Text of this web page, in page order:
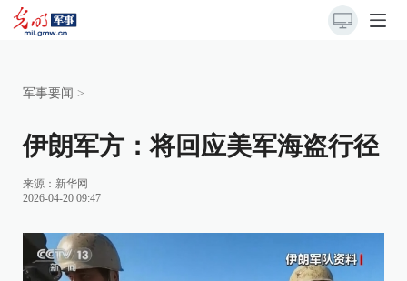
军事要闻 >
伊朗军方：将回应美军海盗行径
来源： 新华网
2026-04-20 09:47